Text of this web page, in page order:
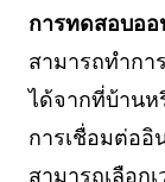
การทดสอบออ
สามารถทำก
ได้จากที่บ้านห
การเชื่อมต่อ
สามารถเลือก